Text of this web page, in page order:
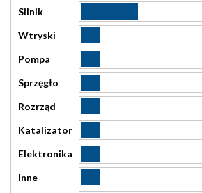
Silnik
Wtryski
Pompa
Sprzęgło
Rozrząd
Katalizator
Elektronika
Inne